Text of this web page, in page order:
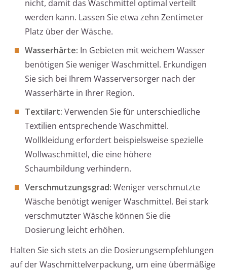
nicht, damit das Waschmittel optimal verteilt
werden kann. Lassen Sie etwa zehn Zentimeter
Platz über der Wäsche.
Wasserhärte: In Gebieten mit weichem Wasser
benötigen Sie weniger Waschmittel. Erkundigen
Sie sich bei Ihrem Wasserversorger nach der
Wasserhärte in Ihrer Region.
Textilart: Verwenden Sie für unterschiedliche
Textilien entsprechende Waschmittel.
Wollkleidung erfordert beispielsweise spezielle
Wollwaschmittel, die eine höhere
Schaumbildung verhindern.
Verschmutzungsgrad: Weniger verschmutzte
Wäsche benötigt weniger Waschmittel. Bei stark
verschmutzter Wäsche können Sie die
Dosierung leicht erhöhen.
Halten Sie sich stets an die Dosierungsempfehlungen
auf der Waschmittelverpackung, um eine übermäßige